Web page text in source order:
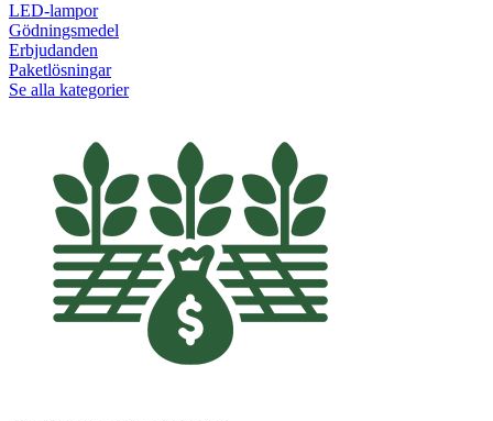
LED-lampor
Gödningsmedel
Erbjudanden
Paketlösningar
Se alla kategorier